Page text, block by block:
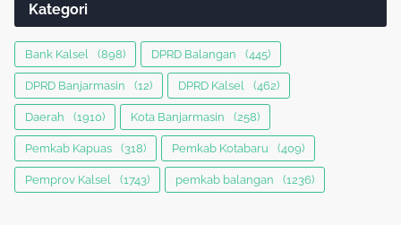
Kategori
Bank Kalsel (898) DPRD Balangan (445)
DPRD Banjarmasin (12) DPRD Kalsel (462)
Daerah (1910) Kota Banjarmasin (258)
Pemkab Kapuas (318) Pemkab Kotabaru (409)
Pemprov Kalsel (1743) pemkab balangan (1236)